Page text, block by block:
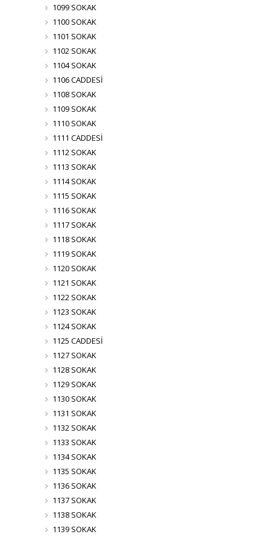
1099 SOKAK
1100 SOKAK
1101 SOKAK
1102 SOKAK
1104 SOKAK
1106 CADDESİ
1108 SOKAK
1109 SOKAK
1110 SOKAK
1111 CADDESİ
1112 SOKAK
1113 SOKAK
1114 SOKAK
1115 SOKAK
1116 SOKAK
1117 SOKAK
1118 SOKAK
1119 SOKAK
1120 SOKAK
1121 SOKAK
1122 SOKAK
1123 SOKAK
1124 SOKAK
1125 CADDESİ
1127 SOKAK
1128 SOKAK
1129 SOKAK
1130 SOKAK
1131 SOKAK
1132 SOKAK
1133 SOKAK
1134 SOKAK
1135 SOKAK
1136 SOKAK
1137 SOKAK
1138 SOKAK
1139 SOKAK